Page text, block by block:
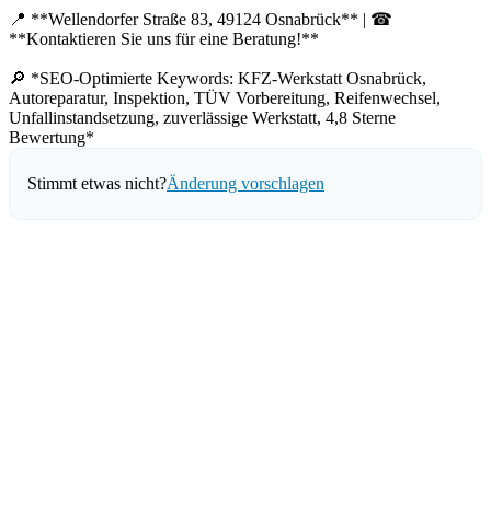
📍 **Wellendorfer Straße 83, 49124 Osnabrück** | ☎
**Kontaktieren Sie uns für eine Beratung!**
🔎 *SEO-Optimierte Keywords: KFZ-Werkstatt Osnabrück,
Autoreparatur, Inspektion, TÜV Vorbereitung, Reifenwechsel,
Unfallinstandsetzung, zuverlässige Werkstatt, 4,8 Sterne
Bewertung*
Stimmt etwas nicht?Änderung vorschlagen